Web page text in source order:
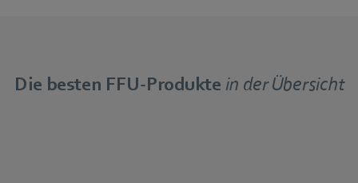
Die besten FFU-Produkte in der Übersicht